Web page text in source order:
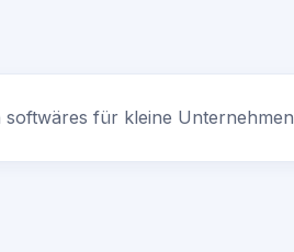
für kleine Unternehmen